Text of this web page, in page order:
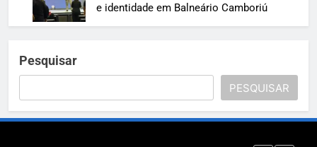
e identidade em Balneário Camboriú
Pesquisar
PESQUISAR